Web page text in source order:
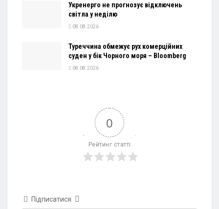
Укренерго не прогнозує відключень
світла у неділю
08.08.2026
Туреччина обмежує рух комерційних
суден у бік Чорного моря – Bloomberg
08.08.2026
0
Рейтинг статті
Підписатися